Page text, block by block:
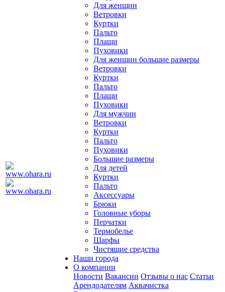
Для женщин
Ветровки
Куртки
Пальто
Плащи
Пуховики
Для женщин большие размеры
Ветровки
Куртки
Пальто
Плащи
Пуховики
Для мужчин
Ветровки
Куртки
Пальто
Пуховики
Большие размеры
Для детей
Куртки
Пальто
Аксессуары
Брюки
Головные уборы
Перчатки
Термобелье
Шарфы
Чистящие средства
Наши города
О компании
Новости Вакансии Отзывы о нас Статьи
Арендодателям Аквачистка